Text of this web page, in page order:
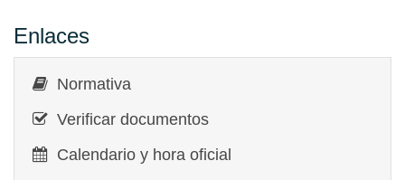
Enlaces
Normativa
Verificar documentos
Calendario y hora oficial